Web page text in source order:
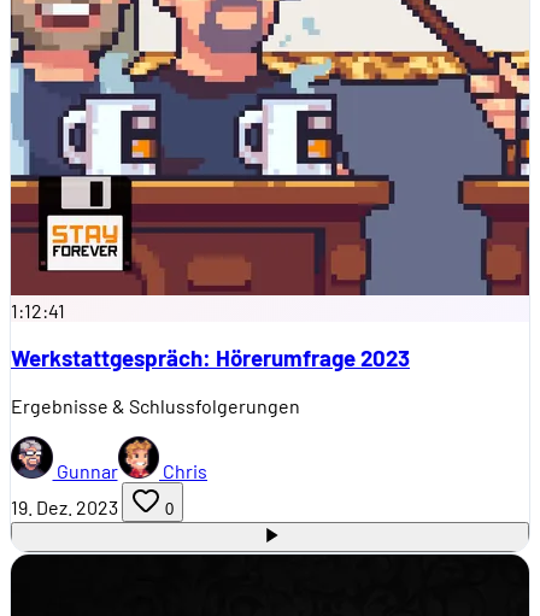
1:12:41
Werkstattgespräch: Hörerumfrage 2023
Ergebnisse & Schlussfolgerungen
Gunnar
Chris
19. Dez. 2023
0